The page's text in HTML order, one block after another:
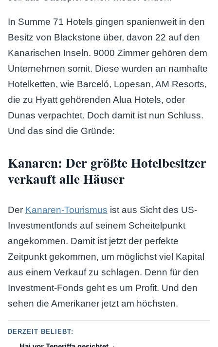
In Summe 71 Hotels gingen spanienweit in den
Besitz von Blackstone über, davon 22 auf den
Kanarischen Inseln. 9000 Zimmer gehören dem
Unternehmen somit. Diese wurden an namhafte
Hotelketten, wie Barceló, Lopesan, AM Resorts,
die zu Hyatt gehörenden Alua Hotels, oder
Dunas verpachtet. Doch damit ist nun Schluss.
Und das sind die Gründe:
Kanaren: Der größte Hotelbesitzer
verkauft alle Häuser
Der Kanaren-Tourismus ist aus Sicht des US-
Investmentfonds auf seinem Scheitelpunkt
angekommen. Damit ist jetzt der perfekte
Zeitpunkt gekommen, um möglichst viel Kapital
aus einem Verkauf zu schlagen. Denn für den
Investment-Fonds geht es um Profit. Und den
sehen die Amerikaner jetzt am höchsten.
DERZEIT BELIEBT: